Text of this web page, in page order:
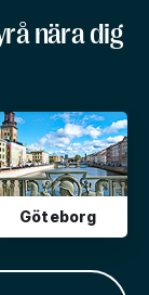
nära dig
Göteborg